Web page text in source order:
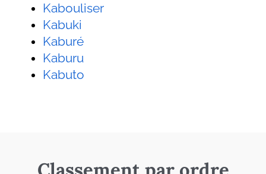
Kabouliser
Kabuki
Kaburé
Kaburu
Kabuto